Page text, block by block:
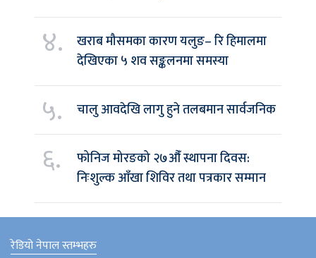
४.
खराब मौसमका कारण यलुङ– रि हिमालमा
देखिएका ५ शव सङ्कलनमा समस्या
५. चालु आवदेखि लागु हुने तलबमान सार्वजनिक
६.
फोनिज मोरङको २७औँ स्थापना दिवस:
निःशुल्क आँखा शिविर तथा पत्रकार सम्मान
रेडियो नेपाल स्तम्भहरु